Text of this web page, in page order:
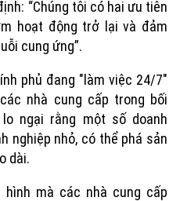
“Chúng tôi có hai ưu tiên
hoạt động trở lại và đảm
cung ứng”.
phủ đang "làm việc 24/7"
nhà cung cấp trong bối
ngại rằng một số doanh
nghiệp nhỏ, có thể phá sản
dài.
hình mà các nhà cung cấp